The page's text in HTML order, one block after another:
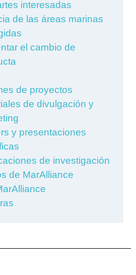
interesadas
de las áreas marinas
el cambio de
de proyectos
de divulgación y
y presentaciones
de investigación
de MarAlliance